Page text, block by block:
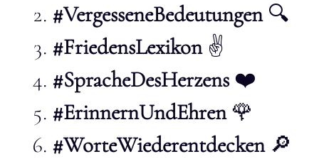
#VergesseneBedeutungen🔍
#FriedensLexikon✌️
#SpracheDesHerzens❤️
#ErinnernUndEhren🌹
#WorteWiederentdecken🔎